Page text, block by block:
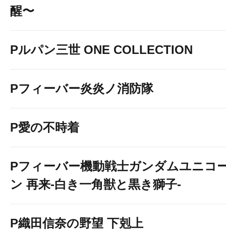
醒〜
Pルパン三世 ONE COLLECTION
Pフィーバー炎炎ノ消防隊
P愛の不時着
Pフィーバー機動戦士ガンダムユニコ
ン 再来-白き一角獣と黒き獅子-
P織田信奈の野望 下剋上